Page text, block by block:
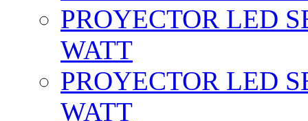
PROYECTOR LED
WATT
PROYECTOR LED
WATT